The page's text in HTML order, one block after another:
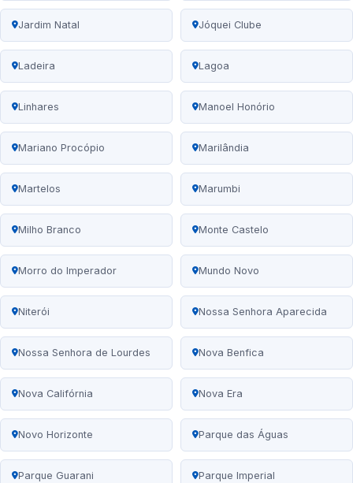
Jardim Natal Jóquei Clube
Ladeira Lagoa
Linhares Manoel Honório
Mariano Procópio Marilândia
Martelos Marumbi
Milho Branco Monte Castelo
Morro do Imperador Mundo Novo
Niterói Nossa Senhora Aparecida
Nossa Senhora de Lourdes Nova Benfica
Nova Califórnia Nova Era
Novo Horizonte Parque das Águas
Parque Guarani Parque Imperial